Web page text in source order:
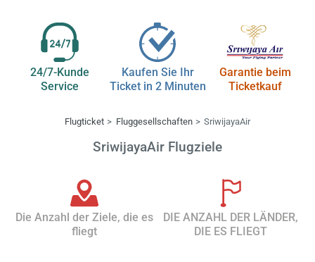
24/7-Kunde
Service
Kaufen Sie Ihr
Ticket in 2 Minuten
Garantie beim
Ticketkauf
Flugticket Fluggesellschaften SriwijayaAir
SriwijayaAir Flugziele
Die Anzahl der Ziele, die es
fliegt
DIE ANZAHL DER LÄNDER,
DIE ES FLIEGT